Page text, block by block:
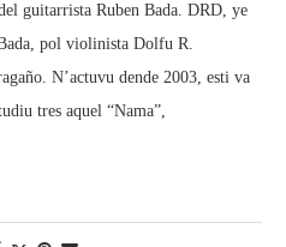
guitarrista Ruben Bada. DRD, ye
pol violinista Dolfu R.
N’actuvu dende 2003, esti va
tres aquel “Nama”,